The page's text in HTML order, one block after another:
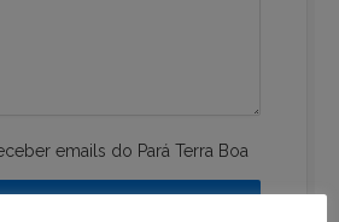
emails do Pará Terra Boa